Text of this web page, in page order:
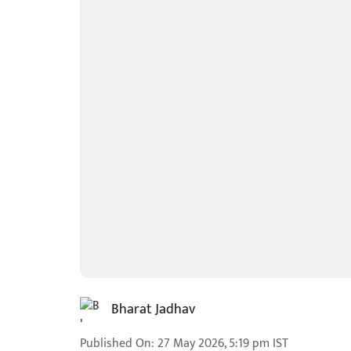
Bharat Jadhav
Published On: 27 May 2026, 5:19 pm IST